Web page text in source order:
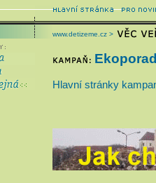
www.detizeme.cz >
Hlavní stránky